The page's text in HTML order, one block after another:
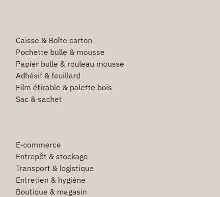
Caisse & Boîte carton
Pochette bulle & mousse
Papier bulle & rouleau mousse
Adhésif & feuillard
Film étirable & palette bois
Sac & sachet
E-commerce
Entrepôt & stockage
Transport & logistique
Entretien & hygiène
Boutique & magasin